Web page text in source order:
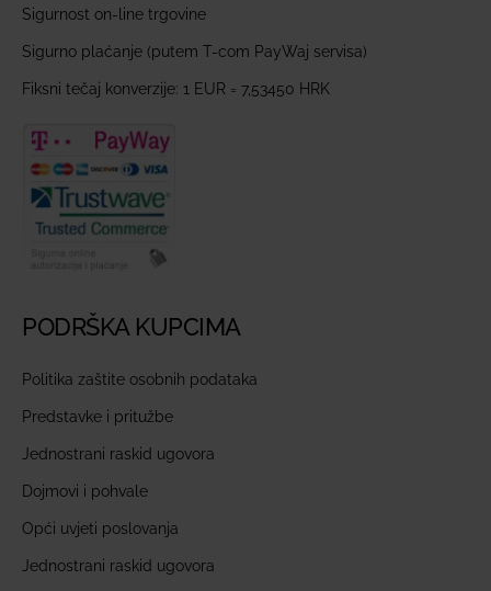
Sigurnost on-line trgovine
Sigurno plaćanje (putem T-com PayWaj servisa)
Fiksni tečaj konverzije: 1 EUR = 7,53450 HRK
PODRŠKA KUPCIMA
Politika zaštite osobnih podataka
Predstavke i pritužbe
Jednostrani raskid ugovora
Dojmovi i pohvale
Opći uvjeti poslovanja
Jednostrani raskid ugovora